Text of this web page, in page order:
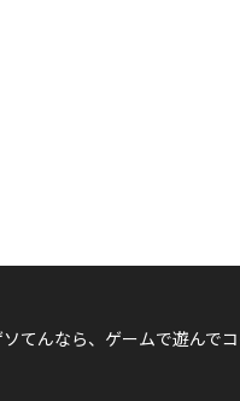
ソてんなら、ゲームで遊んで